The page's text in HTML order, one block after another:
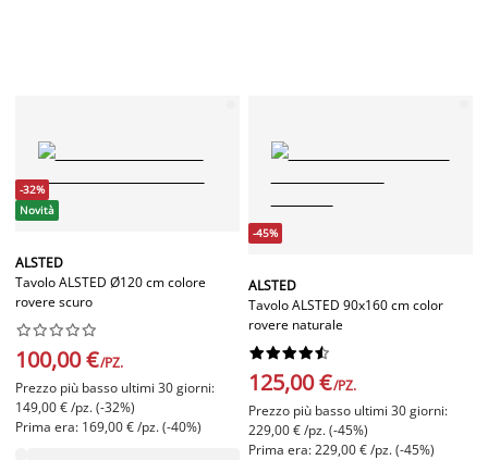
-32%
Novità
ALSTED
Tavolo ALSTED Ø120 cm colore
rovere scuro






100,00 €/PZ.
Prezzo più basso ultimi 30 giorni:
149,00 € /pz. (-32%)
Prima era: 169,00 € /pz. (-40%)
-45%
ALSTED
Tavolo ALSTED 90x160 cm color
rovere naturale






125,00 €/PZ.
Prezzo più basso ultimi 30 giorni:
229,00 € /pz. (-45%)
Prima era: 229,00 € /pz. (-45%)